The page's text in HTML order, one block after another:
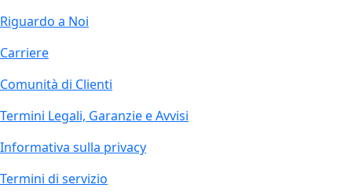
Riguardo a Noi
Carriere
Comunità di Clienti
Termini Legali, Garanzie e Avvisi
Informativa sulla privacy
Termini di servizio